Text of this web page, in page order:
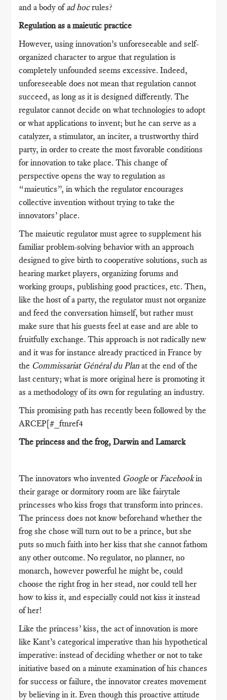
and a body ofad hocrules?
Regulation as a maieutic practice
However, using innovation’s unforeseeable and self-
organized character to argue that regulation is
completely unfounded seems excessive. Indeed,
unforeseeable does not mean that regulation cannot
succeed, as long as it is designed differently. The
regulator cannot decide on what technologies to adopt
or what applications to invent; but he can serve as a
catalyzer, a stimulator, an inciter, a trustworthy third
party, in order to create the most favorable conditions
for innovation to take place. This change of
perspective opens the way to regulation as
“maieutics”, in which the regulator encourages
collective invention without trying to take the
innovators’ place.
The maieutic regulator must agree to supplement his
familiar problem-solving behavior with an approach
designed to give birth to cooperative solutions, such as
hearing market players, organizing forums and
working groups, publishing good practices, etc. Then,
like the host of a party, the regulator must not organize
and feed the conversation himself, but rather must
make sure that his guests feel at ease and are able to
fruitfully exchange. This approach is not radically new
and it was for instance already practiced in France by
the Commissariat Général du Planat the end of the
last century; what is more original here is promoting it
as a methodology of its own for regulating an industry.
This promising path has recently been followed by the
ARCEP[#_ftnref4
The princess and the frog, Darwin and Lamarck
The innovators who invented Googleor Facebookin
their garage or dormitory room are like fairytale
princesses who kiss frogs that transform into princes.
The princess does not know beforehand whether the
frog she chose will turn out to be a prince, but she
puts so much faith into her kiss that she cannot fathom
any other outcome. No regulator, no planner, no
monarch, however powerful he might be, could
choose the right frog in her stead, nor could tell her
how to kiss it, and especially could not kiss it instead
of her!
Like the princess’ kiss, the act of innovation is more
like Kant’s categorical imperative than his hypothetical
imperative: instead of deciding whether or not to take
initiative based on a minute examination of his chances
for success or failure, the innovator creates movement
by believing in it. Even though this proactive attitude